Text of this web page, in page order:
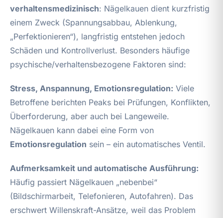
verhaltensmedizinisch: Nägelkauen dient kurzfristig
einem Zweck (Spannungsabbau, Ablenkung,
„Perfektionieren“), langfristig entstehen jedoch
Schäden und Kontrollverlust. Besonders häufige
psychische/verhaltensbezogene Faktoren sind:
Stress, Anspannung, Emotionsregulation: Viele
Betroffene berichten Peaks bei Prüfungen, Konflikten,
Überforderung, aber auch bei Langeweile.
Nägelkauen kann dabei eine Form von
Emotionsregulation sein – ein automatisches Ventil.
Aufmerksamkeit und automatische Ausführung:
Häufig passiert Nägelkauen „nebenbei“
(Bildschirmarbeit, Telefonieren, Autofahren). Das
erschwert Willenskraft-Ansätze, weil das Problem